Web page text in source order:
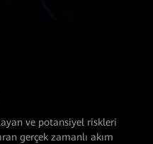
ve potansiyel riskleri
gerçek zamanlı akım